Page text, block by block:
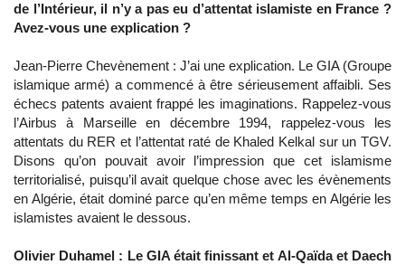
de l’Intérieur, il n’y a pas eu d’attentat islamiste en France ?
Avez-vous une explication ?
Jean-Pierre Chevènement : J’ai une explication. Le GIA (Groupe
islamique armé) a commencé à être sérieusement affaibli. Ses
échecs patents avaient frappé les imaginations. Rappelez-vous
l’Airbus à Marseille en décembre 1994, rappelez-vous les
attentats du RER et l’attentat raté de Khaled Kelkal sur un TGV.
Disons qu’on pouvait avoir l’impression que cet islamisme
territorialisé, puisqu’il avait quelque chose avec les évènements
en Algérie, était dominé parce qu’en même temps en Algérie les
islamistes avaient le dessous.
Olivier Duhamel : Le GIA était finissant et Al-Qaïda et Daech